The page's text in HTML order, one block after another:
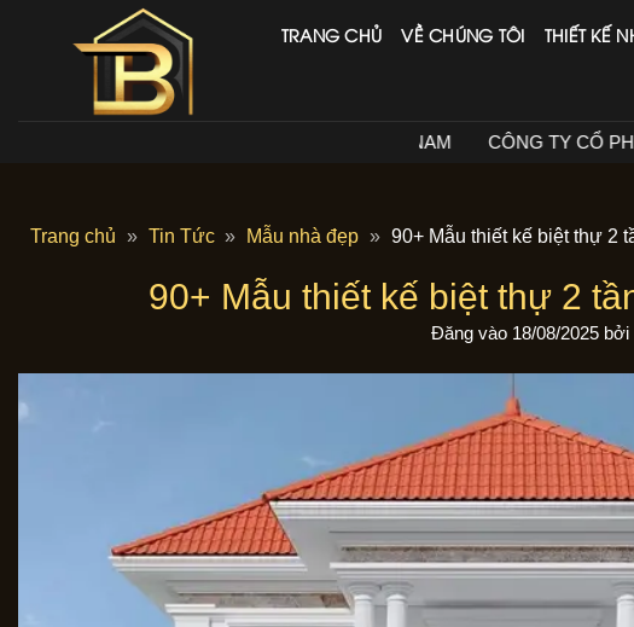
TRANG CHỦ VỀ CHÚNG TÔI THIẾT KẾ
CÔNG TY CỔ PHẦN ĐẦU TƯ XÂY
Trang chủ » Tin Tức » Mẫu nhà đẹp » 90+ Mẫu thiết kế biệt thự 2
90+ Mẫu thiết kế biệt thự 2
Đăng vào 18/08/2025 bởi